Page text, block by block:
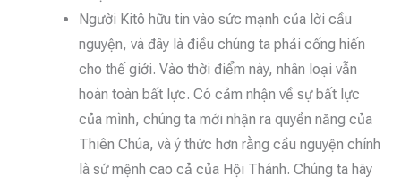
Người Kitô hữu tin vào sức mạnh của lời cầu
nguyện, và đây là điều chúng ta phải cống hiến
cho thế giới. Vào thời điểm này, nhân loại vẫn
hoàn toàn bất lực. Có cảm nhận về sự bất lực
của mình, chúng ta mới nhận ra quyền năng của
Thiên Chúa, và ý thức hơn rằng cầu nguyện chính
là sứ mệnh cao cả của Hội Thánh. Chúng ta hãy